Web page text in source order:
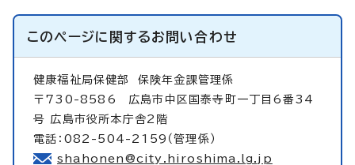
このページに関するお問い合わせ
健康福祉局保健部 保険年金課管理係
〒730-8586 広島市中区国泰寺町一丁目6番34
号 広島市役所本庁舎2階
電話：082-504-2159（管理係）
shahonen@city.hiroshima.lg.jp